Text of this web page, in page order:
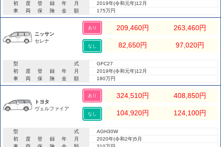
初度登録年月
2019年(令和元年)12月
車両保険金額
175万円
ニッサン
セレナ
あり 209,460円 263,460円
なし 82,650円 97,020円
型式
GFC27
初度登録年月
2019年(令和元年)12月
車両保険金額
180万円
トヨタ
ヴェルファイア
あり 324,510円 408,850円
なし 104,920円 124,100円
型式
AGH30W
初度登録年月
2020年(令和2年)5月